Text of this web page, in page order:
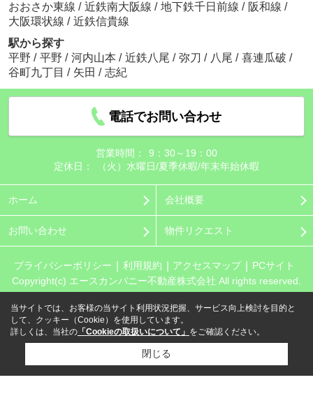
おおさか東線 / 近鉄南大阪線 / 地下鉄千日前線 / 阪和線 /
大阪環状線 / 近鉄信貴線
駅から探す
平野 / 平野 / 河内山本 / 近鉄八尾 / 弥刀 / 八尾 / 喜連瓜破 /
谷町九丁目 / 矢田 / 志紀
電話でお問い合わせ
営業時間：
9：30～19：00
定休日：
（火）水曜日/夏季休暇/年末年始休暇
ホーム 会社概要
お問い合わせ 物件リクエスト
プライバシーポリシー 利用規約 アクセスマップ
PCサイト
Copyright(c) エースカンパニー不動産株式会社 All rights reserved.
当サイトでは、お客様の当サイト利用状況把握、サービス向上検討を目的と
して、クッキー（Cookie）を使用しています。
詳しくは、当社の 「Cookieの取扱いについて」 をご確認ください。
閉じる